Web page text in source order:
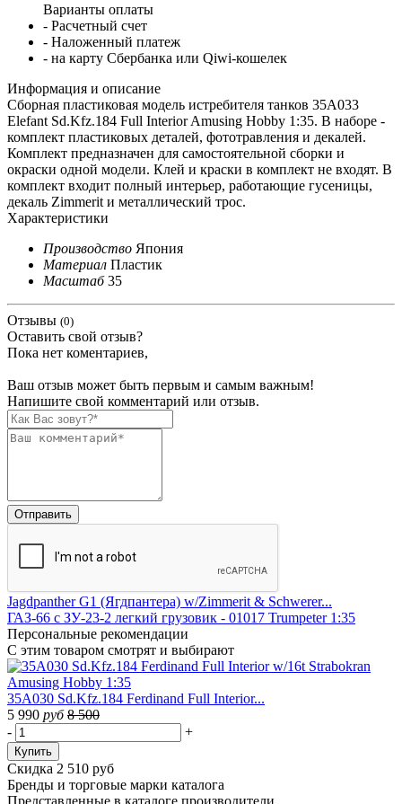
Варианты оплаты
- Расчетный счет
- Наложенный платеж
- на карту Сбербанка или Qiwi-кошелек
Информация и описание
Сборная пластиковая модель истребителя танков 35A033
Elefant Sd.Kfz.184 Full Interior Amusing Hobby 1:35. В наборе -
комплект пластиковых деталей, фототравления и декалей.
Комплект предназначен для самостоятельной сборки и
окраски одной модели. Клей и краски в комплект не входят. В
комплект входит полный интерьер, работающие гусеницы,
декаль Zimmerit и металлический трос.
Характеристики
Производство Япония
Материал Пластик
Масштаб 35
Отзывы (0)
Оставить свой отзыв?
Пока нет коментариев,
Ваш отзыв может быть первым и самым важным!
Напишите свой комментарий или отзыв.
Jagdpanther G1 (Ягдпантера) w/Zimmerit & Schwerer...
ГАЗ-66 с ЗУ-23-2 легкий грузовик - 01017 Trumpeter 1:35
Персональные рекомендации
С этим товаром смотрят и выбирают
35A030 Sd.Kfz.184 Ferdinand Full Interior...
5 990 руб 8 500
-
+
Купить
Скидка 2 510 руб
Бренды и торговые марки каталога
Представленные в каталоге производители